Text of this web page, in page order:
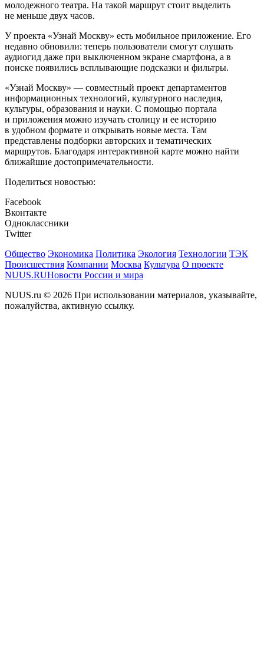
молодежного театра. На такой маршрут стоит выделить
не меньше двух часов.
У проекта «Узнай Москву» есть мобильное приложение. Его
недавно обновили: теперь пользователи смогут слушать
аудиогид даже при выключенном экране смартфона, а в
поиске появились всплывающие подсказки и фильтры.
«Узнай Москву» — совместный проект департаментов
информационных технологий, культурного наследия,
культуры, образования и науки. С помощью портала
и приложения можно изучать столицу и ее историю
в удобном формате и открывать новые места. Там
представлены подборки авторских и тематических
маршрутов. Благодаря интерактивной карте можно найти
ближайшие достопримечательности.
Поделиться новостью:
Facebook
Вконтакте
Одноклассники
Twitter
Общество Экономика Политика Экология Технологии ТЭК
Происшествия Компании Москва Культура О проекте
NUUS.RUНовости России и мира
NUUS.ru © 2026 При использовании материалов, указывайте,
пожалуйства, активную ссылку.